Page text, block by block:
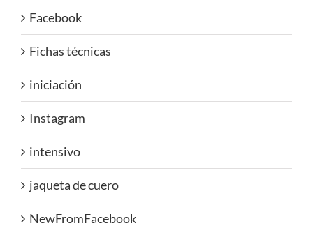
Facebook
Fichas técnicas
iniciación
Instagram
intensivo
jaqueta de cuero
NewFromFacebook